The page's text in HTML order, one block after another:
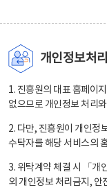
개인정보처
1. 진흥원의 대표 홈페이
없으므로 개인정보 처리
2. 다만, 진흥원이 개인정
수탁자를 해당 서비스의
3. 위탁계약 체결 시 「개
외 개인정보 처리금지, 안